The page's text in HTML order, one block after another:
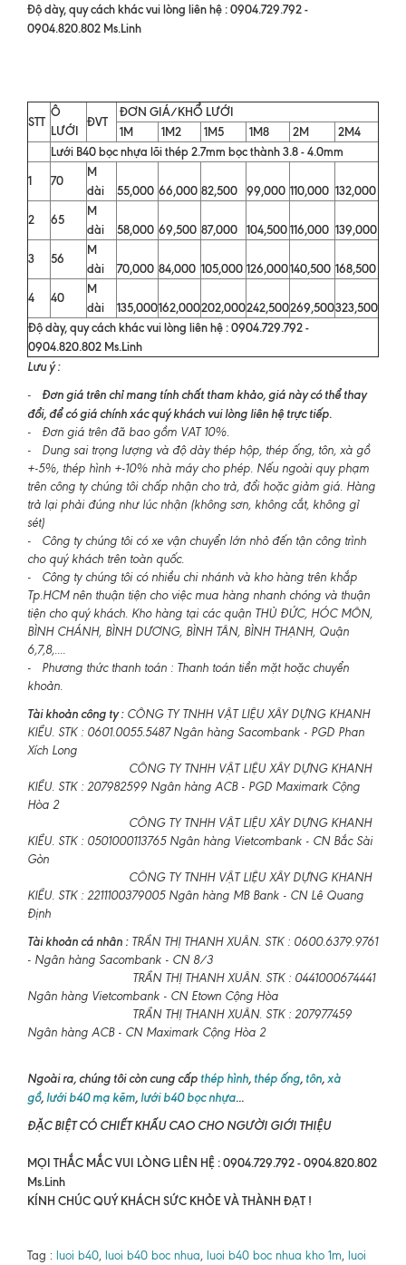
Độ dày, quy cách khác vui lòng liên hệ : 0904.729.792 -
0904.820.802 Ms.Linh
STT
Ô
LƯỚI
ĐVT
ĐƠN GIÁ/KHỔ LƯỚI
1M
1M2 1M5 1M8 2M
2M4
Lưới B40 bọc nhựa lõi thép 2.7mm bọc thành 3.8 - 4.0mm
1
70
M
dài
55,000 66,000 82,500 99,000 110,000 132,000
2
65
M
dài
58,000 69,500 87,000 104,500116,000 139,000
3
56
M
dài
70,000 84,000 105,000 126,000140,500 168,500
4
40
M
dài
135,000162,000202,000242,500269,500323,500
Độ dày, quy cách khác vui lòng liên hệ : 0904.729.792 -
0904.820.802 Ms.Linh
Lưu ý :
- Đơn giá trên chỉ mang tính chất tham khảo, giá này có thể thay
đổi, để có giá chính xác quý khách vui lòng liên hệ trực tiếp.
- Đơn giá trên đã bao gồm VAT 10%.
- Dung sai trọng lượng và độ dày thép hộp, thép ống, tôn, xà gồ
+-5%, thép hình +-10% nhà máy cho phép. Nếu ngoài quy phạm
trên công ty chúng tôi chấp nhận cho trả, đổi hoặc giảm giá. Hàng
trả lại phải đúng như lúc nhận (không sơn, không cắt, không gỉ
sét)
- Công ty chúng tôi có xe vận chuyển lớn nhỏ đến tận công trình
cho quý khách trên toàn quốc.
- Công ty chúng tôi có nhiều chi nhánh và kho hàng trên khắp
Tp.HCM nên thuận tiện cho việc mua hàng nhanh chóng và thuận
tiện cho quý khách. Kho hàng tại các quận THỦ ĐỨC, HÓC MÔN,
BÌNH CHÁNH, BÌNH DƯƠNG, BÌNH TÂN, BÌNH THẠNH, Quận
6,7,8,....
- Phương thức thanh toán : Thanh toán tiền mặt hoặc chuyển
khoản.
Tài khoản công ty :CÔNG TY TNHH VẬT LIỆU XÂY DỰNG KHANH
KIỀU. STK : 0601.0055.5487 Ngân hàng Sacombank - PGD Phan
Xích Long
CÔNG TY TNHH VẬT LIỆU XÂY DỰNG KHANH
KIỀU. STK : 207982599 Ngân hàng ACB - PGD Maximark Cộng
Hòa 2
CÔNG TY TNHH VẬT LIỆU XÂY DỰNG KHANH
KIỀU. STK : 0501000113765 Ngân hàng Vietcombank - CN Bắc Sài
Gòn
CÔNG TY TNHH VẬT LIỆU XÂY DỰNG KHANH
KIỀU. STK : 2211100379005 Ngân hàng MB Bank - CN Lê Quang
Định
Tài khoản cá nhân :TRẦN THỊ THANH XUÂN. STK : 0600.6379.9761
- Ngân hàng Sacombank - CN 8/3
TRẦN THỊ THANH XUÂN. STK : 0441000674441
Ngân hàng Vietcombank - CN Etown Cộng Hòa
TRẦN THỊ THANH XUÂN. STK : 207977459
Ngân hàng ACB - CN Maximark Cộng Hòa 2
Ngoài ra, chúng tôi còn cung cấp thép hình, thép ống, tôn, xà
gồ, lưới b40 mạ kẽm, lưới b40 bọc nhựa...
ĐẶC BIỆT CÓ CHIẾT KHẤU CAO CHO NGƯỜI GIỚI THIỆU
MỌI THẮC MẮC VUI LÒNG LIÊN HỆ : 0904.729.792 - 0904.820.802
Ms.Linh
KÍNH CHÚC QUÝ KHÁCH SỨC KHỎE VÀ THÀNH ĐẠT !
Tag : luoi b40, luoi b40 boc nhua, luoi b40 boc nhua kho 1m, luoi